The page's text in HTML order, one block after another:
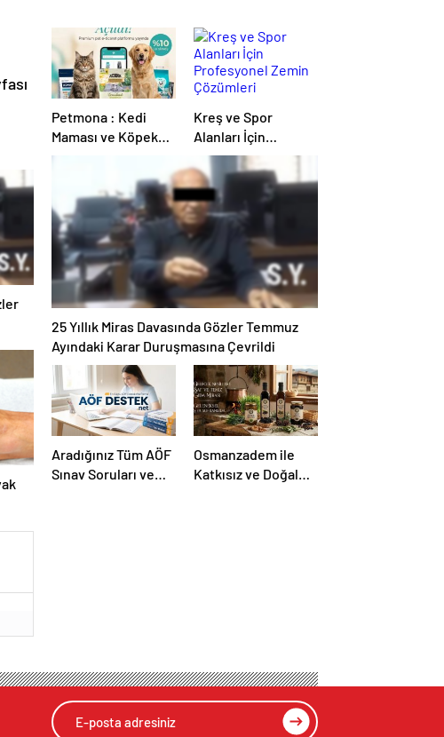
Petmona : Kedi
Maması ve Köpek
Maması İle Tüm
Ürünleri
Kreş ve Spor
Alanları İçin
Profesyonel Zemin
Çözümleri
25 Yıllık Miras Davasında Gözler Temmuz
Ayındaki Karar Duruşmasına Çevrildi
Aradığınız Tüm AÖF
Sınav Soruları ve
Osmanzadem ile
Katkısız ve Doğal